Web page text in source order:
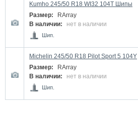
Kumho 245/50 R18 WI32 104T Шипы
Размер:
RArray
В наличии:
нет в наличии
Шип.
Michelin 245/50 R18 Pilot Sport 5 104Y
Размер:
RArray
В наличии:
нет в наличии
Шип.